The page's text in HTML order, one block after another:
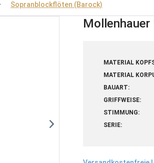
Sopranblockflöten (Barock)
MATERIAL
MATERIAL
BAUART:
GRIFFWEISE:
STIMMUNG:
SERIE: